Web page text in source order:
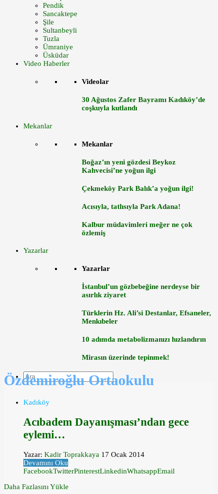
Pendik
Sancaktepe
Şile
Sultanbeyli
Tuzla
Ümraniye
Üsküdar
Video Haberler
Videolar
30 Ağustos Zafer Bayramı Kadıköy’de
coşkuyla kutlandı
Mekanlar
Mekanlar
Boğaz’ın yeni gözdesi Beykoz
Kahvecisi’ne yoğun ilgi
Çekmeköy Park Balık’a yoğun ilgi!
Acısıyla, tatlısıyla Park Adana!
Kalbur müdavimleri meğer ne çok
özlemiş
Yazarlar
Yazarlar
İstanbul’un gözbebeğine nerdeyse bir
asırlık ziyaret
Türklerin Hz. Ali’si Destanlar, Efsaneler,
Menkıbeler
10 adımda metabolizmanızı hızlandırın
Mirasın üzerinde tepinmek!
Özdemiroğlu Ortaokulu
Kadıköy
Acıbadem Dayanışması’ndan gece
eylemi…
Yazar: Kadir Toprakkaya 17 Ocak 2014
Devamını Oku
FacebookTwitterPinterestLinkedinWhatsappEmail
Daha Fazlasını Yükle